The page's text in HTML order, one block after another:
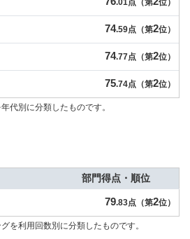
.01点（第 位）
74.59点（第2位）
74.77点（第2位）
75.74点（第2位）
代別に分類したものです。
部門得点・順位
79.83点（第2位）
を利用回数別に分類したものです。